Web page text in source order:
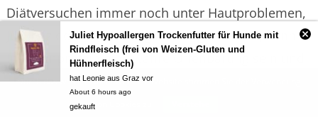
Diätversuchen immer noch unter Hautproblemen,
Juckreiz oder Verdauungsstörungen leiden, kann
Insektenprotein eine wahre Offenbarung sein und
die Lebensqualität erheblich verbessern. Die
Reduzierung von Entzündungsreaktionen im
Durch das weitere Surfen auf der Website stimmen Sie der Verwendung
von Cookies zu.
Juliet Hypoallergen Trockenfutter für Hunde mit
Rindfleisch (frei von Weizen-Gluten und
Hühnerfleisch)
hat Leonie aus Graz vor
About 6 hours ago
gekauft